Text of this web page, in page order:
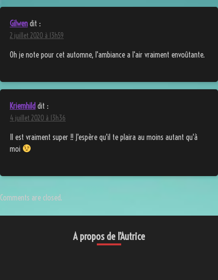
Gilwen dit :
2 juillet 2020 à 13h59
Oh je note pour cet automne, l'ambiance a l'air vraiment envoûtante.
Kriemhild dit :
4 juillet 2020 à 13h36
Il est vraiment super !! J'espère qu'il te plaira au moins autant qu'à
moi
Comments are closed.
A propos de l’Autrice